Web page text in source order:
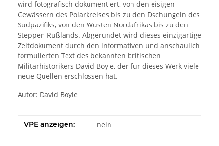
wird fotografisch dokumentiert, von den eisigen
Gewässern des Polarkreises bis zu den Dschungeln des
Südpazifiks, von den Wüsten Nordafrikas bis zu den
Steppen Rußlands. Abgerundet wird dieses einzigartige
Zeitdokument durch den informativen und anschaulich
formulierten Text des bekannten britischen
Militärhistorikers David Boyle, der für dieses Werk viele
neue Quellen erschlossen hat.
Autor: David Boyle
VPE anzeigen: nein